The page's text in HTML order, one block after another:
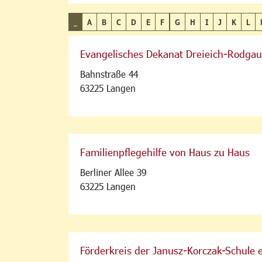
A B C D E F G H I J K L
Evangelisches Dekanat Dreieich-Rodgau
Bahnstraße 44
63225 Langen
Familienpflegehilfe von Haus zu Haus
Berliner Allee 39
63225 Langen
Förderkreis der Janusz-Korczak-Schule